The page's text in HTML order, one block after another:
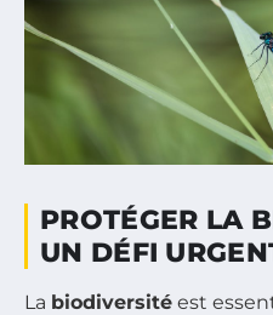
PROTÉGER LA
UN DÉFI
La biodiversité est